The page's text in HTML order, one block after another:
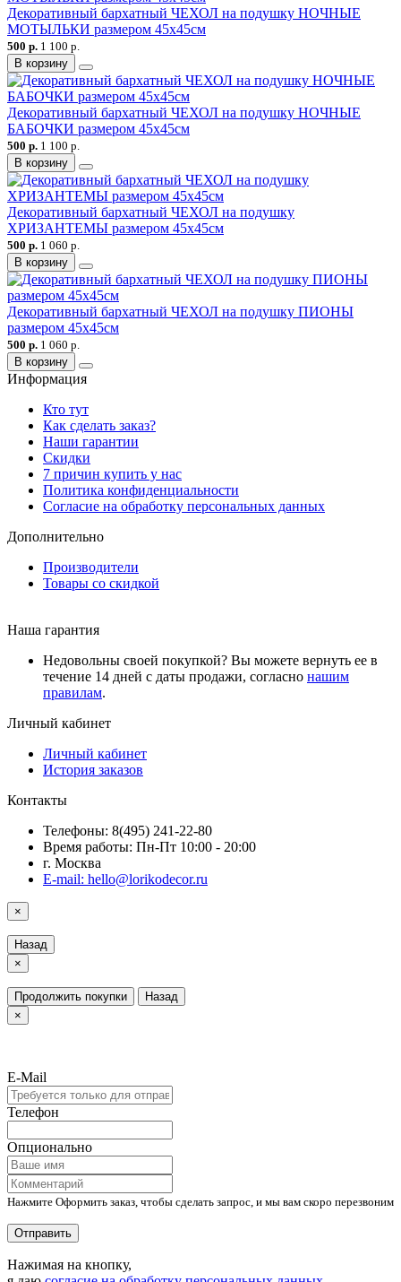
Декоративный бархатный ЧЕХОЛ на подушку НОЧНЫЕ
МОТЫЛЬКИ размером 45х45см
500 р. 1 100 р.
В корзину
Декоративный бархатный ЧЕХОЛ на подушку НОЧНЫЕ
БАБОЧКИ размером 45х45см
500 р. 1 100 р.
В корзину
Декоративный бархатный ЧЕХОЛ на подушку
ХРИЗАНТЕМЫ размером 45х45см
500 р. 1 060 р.
В корзину
Декоративный бархатный ЧЕХОЛ на подушку ПИОНЫ
размером 45х45см
500 р. 1 060 р.
В корзину
Информация
Кто тут
Как сделать заказ?
Наши гарантии
Скидки
7 причин купить у нас
Политика конфиденциальности
Согласие на обработку персональных данных
Дополнительно
Производители
Товары со скидкой
Наша гарантия
Недовольны своей покупкой? Вы можете вернуть ее в
течение 14 дней с даты продажи, согласно нашим
правилам.
Личный кабинет
Личный кабинет
История заказов
Контакты
Телефоны: 8(495) 241-22-80
Время работы: Пн-Пт 10:00 - 20:00
г. Москва
E-mail: hello@lorikodecor.ru
×
Назад
×
Продолжить покупки
Назад
×
E-Mail
Телефон
Опционально
Нажмите Оформить заказ, чтобы сделать запрос, и мы вам скоро перезвоним
Отправить
Нажимая на кнопку,